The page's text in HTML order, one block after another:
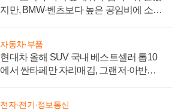
지만, BMW·벤츠보다 높은 공임비에 소비
자동차·부품
현대차 올해 SUV 국내 베스트셀러 톱10
에서 싼타페만 자리매김, 그랜저·아반떼
전자·전기·정보통신